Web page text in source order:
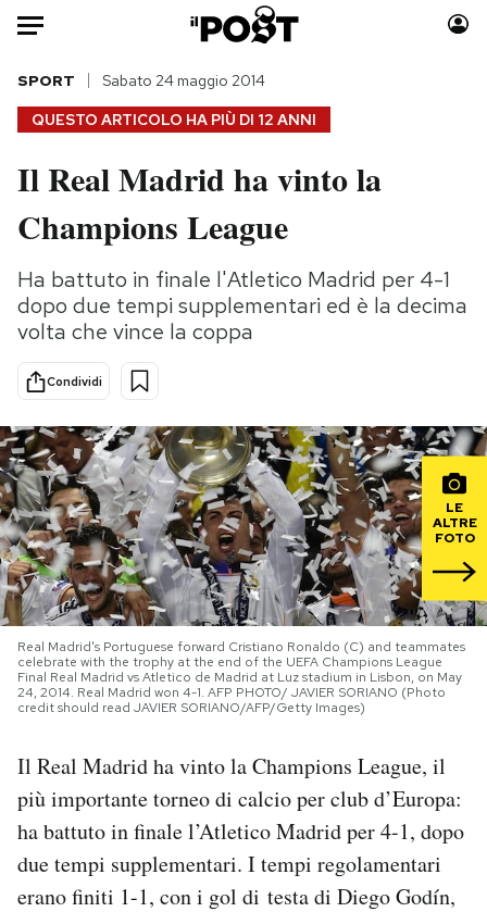
Auto
HOME
Italia
Politica
Tecnologia
Internet
Scienza
Cultura
Economia
Sport
Moda
Consumismi
Storie/Idee
Ok Boomer!
Mondiali calcio 2026
PODCAST
NEWSLETTER
I MIEI PREFERITI
CALENDARIO
AREA PERSONALE
QUESTO ARTICOLO HA PIÙ DI 12 ANNI
SPORT Sabato 24 maggio 2014
Il Real Madrid ha vinto la
Champions League
Ha battuto in finale l'Atletico Madrid per 4-1
dopo due tempi supplementari ed è la decima
volta che vince la coppa
Condividi
LE
ALTRE
FOTO
Real Madrid's Portuguese forward Cristiano Ronaldo (C) and teammates
celebrate with the trophy at the end of the UEFA Champions League
Final Real Madrid vs Atletico de Madrid at Luz stadium in Lisbon, on May
24, 2014. Real Madrid won 4-1. AFP PHOTO/ JAVIER SORIANO (Photo
credit should read JAVIER SORIANO/AFP/Getty Images)
Il Real Madrid ha vinto la Champions League, il
più importante torneo di calcio per club d’Europa:
ha battuto in finale l’Atletico Madrid per 4-1, dopo
due tempi supplementari. I tempi regolamentari
erano finiti 1-1, con i gol di testa di Diego Godín,